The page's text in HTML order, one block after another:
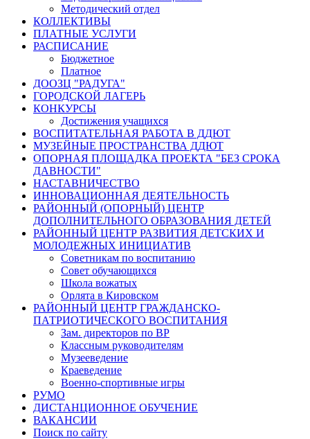
Методический отдел
КОЛЛЕКТИВЫ
ПЛАТНЫЕ УСЛУГИ
РАСПИСАНИЕ
Бюджетное
Платное
ДООЗЦ "РАДУГА"
ГОРОДСКОЙ ЛАГЕРЬ
КОНКУРСЫ
Достижения учащихся
ВОСПИТАТЕЛЬНАЯ РАБОТА В ДДЮТ
МУЗЕЙНЫЕ ПРОСТРАНСТВА ДДЮТ
ОПОРНАЯ ПЛОЩАДКА ПРОЕКТА "БЕЗ СРОКА
ДАВНОСТИ"
НАСТАВНИЧЕСТВО
ИННОВАЦИОННАЯ ДЕЯТЕЛЬНОСТЬ
РАЙОННЫЙ (ОПОРНЫЙ) ЦЕНТР
ДОПОЛНИТЕЛЬНОГО ОБРАЗОВАНИЯ ДЕТЕЙ
РАЙОННЫЙ ЦЕНТР РАЗВИТИЯ ДЕТСКИХ И
МОЛОДЕЖНЫХ ИНИЦИАТИВ
Советникам по воспитанию
Совет обучающихся
Школа вожатых
Орлята в Кировском
РАЙОННЫЙ ЦЕНТР ГРАЖДАНСКО-
ПАТРИОТИЧЕСКОГО ВОСПИТАНИЯ
Зам. директоров по ВР
Классным руководителям
Музееведение
Краеведение
Военно-спортивные игры
РУМО
ДИСТАНЦИОННОЕ ОБУЧЕНИЕ
ВАКАНСИИ
Поиск по сайту